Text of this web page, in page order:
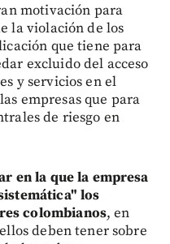
motivación para
la violación de los
que tiene para
excluido del acceso
y servicios en el
empresas que para
de riesgo en
en la que la empresa
los
colombianos, en
deben tener sobre